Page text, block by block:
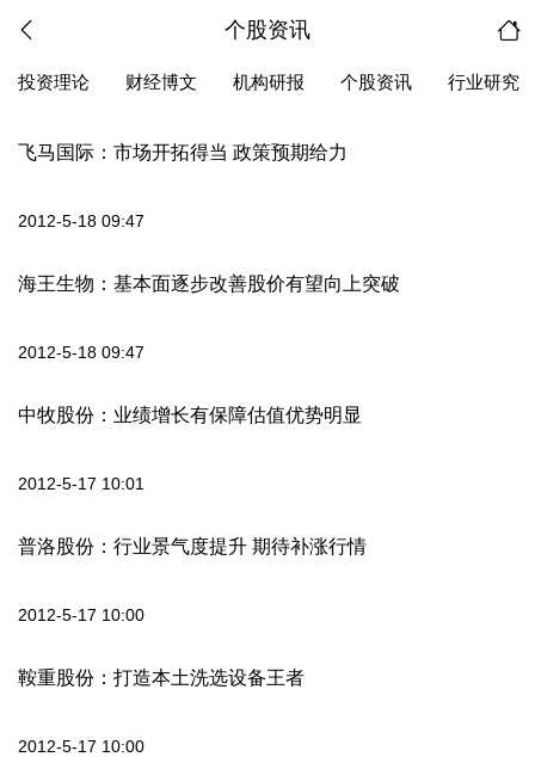
个股资讯
投资理论 财经博文 机构研报 个股资讯 行业研究
飞马国际：市场开拓得当 政策预期给力
2012-5-18 09:47
海王生物：基本面逐步改善股价有望向上突破
2012-5-18 09:47
中牧股份：业绩增长有保障估值优势明显
2012-5-17 10:01
普洛股份：行业景气度提升 期待补涨行情
2012-5-17 10:00
鞍重股份：打造本土洗选设备王者
2012-5-17 10:00